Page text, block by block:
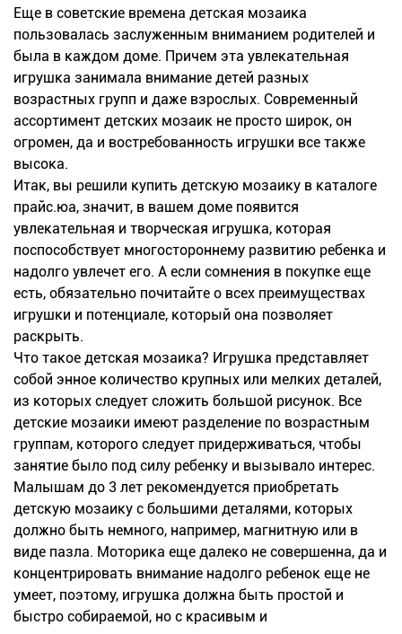
Еще в советские времена детская мозаика
пользовалась заслуженным вниманием родителей и
была в каждом доме. Причем эта увлекательная
игрушка занимала внимание детей разных
возрастных групп и даже взрослых. Современный
ассортимент детских мозаик не просто широк, он
огромен, да и востребованность игрушки все также
высока.
Итак, вы решили купить детскую мозаику в каталоге
прайс.юа, значит, в вашем доме появится
увлекательная и творческая игрушка, которая
поспособствует многостороннему развитию ребенка и
надолго увлечет его. А если сомнения в покупке еще
есть, обязательно почитайте о всех преимуществах
игрушки и потенциале, который она позволяет
раскрыть.
Что такое детская мозаика? Игрушка представляет
собой энное количество крупных или мелких деталей,
из которых следует сложить большой рисунок. Все
детские мозаики имеют разделение по возрастным
группам, которого следует придерживаться, чтобы
занятие было под силу ребенку и вызывало интерес.
Малышам до 3 лет рекомендуется приобретать
детскую мозаику с большими деталями, которых
должно быть немного, например, магнитную или в
виде пазла. Моторика еще далеко не совершенна, да и
концентрировать внимание надолго ребенок еще не
умеет, поэтому, игрушка должна быть простой и
быстро собираемой, но с красивым и